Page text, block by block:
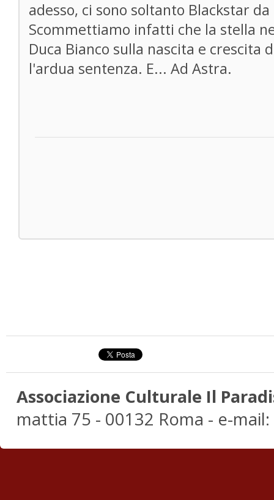
adesso, ci sono soltanto Blackstar
Scommettiamo infatti che la stella
Duca Bianco sulla nascita e crescita
l'ardua sentenza. E... Ad Astra.
Associazione Culturale Il
mattia 75 - 00132 Roma - e-mail: